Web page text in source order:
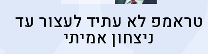
טראמפ לא עתיד לעצור עד
ניצחון אמיתי